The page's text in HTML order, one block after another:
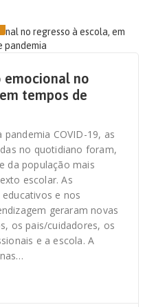
emocional no
tempos de
COVID-19, as
no quotidiano foram,
da população mais
escolar. As
e nos
geraram novas
os pais/cuidadores, os
e a escola. A